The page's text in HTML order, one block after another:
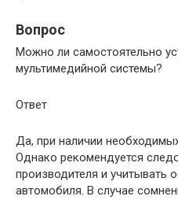
Вопрос
Можно ли самостоятельно
мультимедийной системы?
Ответ
Да, при наличии
Однако рекомендуется
производителя и учитывать
автомобиля. В случае